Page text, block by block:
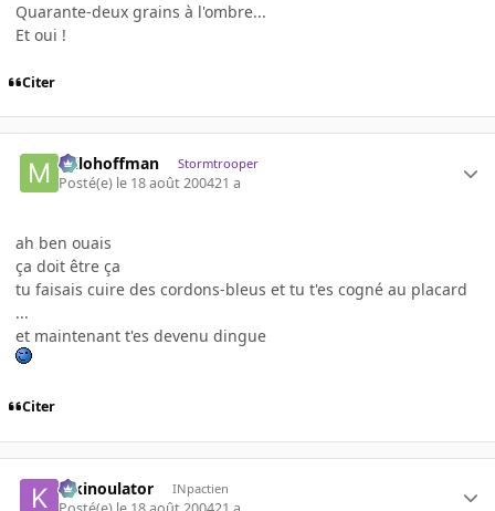
Quarante-deux grains à l'ombre...
Et oui !
Citer
milohoffman Stormtrooper
Posté(e) le 18 août 200421 a
ah ben ouais
ça doit être ça
tu faisais cuire des cordons-bleus et tu t'es cogné au placard
...
et maintenant t'es devenu dingue
Citer
kikinoulator INpactien